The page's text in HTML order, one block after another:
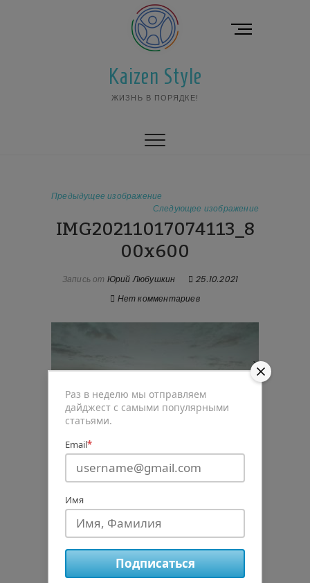
Kaizen Style
ЖИЗНЬ В ПОРЯДКЕ!
К
Предыдущее изображение
Следующее изображение
IMG20211017074113_8
00x600
Запись от Юрий Любушкин
25.10.2021
Нет комментариев
0
Рейтинг статьи
Раз в неделю мы отправляем
дайджест с самыми популярными
статьями.
Email*
Имя
Подписаться